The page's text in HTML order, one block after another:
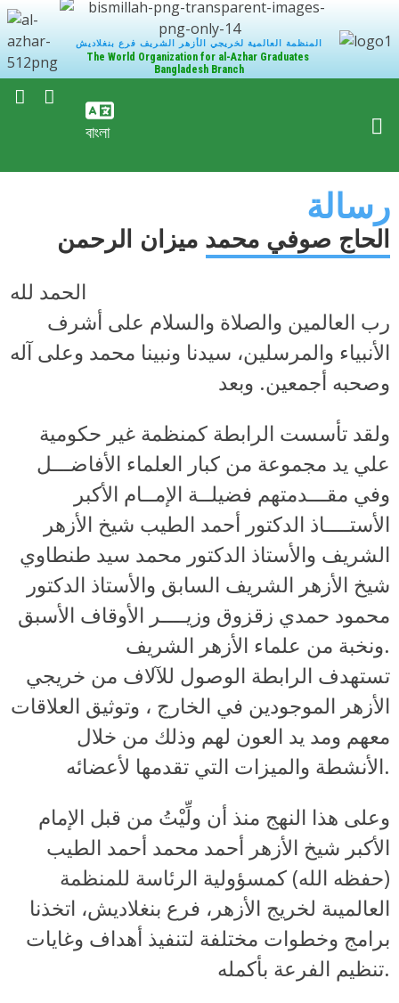
المنظمة العالمية لخريجي الأزهر الشريف فرع بنغلاديش
The World Organization for al-Azhar Graduates
Bangladesh Branch
বাংলা
رسالة
الحاج صوفي محمد ميزان الرحمن
الحمد لله
رب العالمين والصلاة والسلام على أشرف
الأنبياء والمرسلين، سيدنا ونبينا محمد وعلى آله
وصحبه أجمعين. وبعد
ولقد تأسست الرابطة كمنظمة غير حكومية
علي يد مجموعة من كبار العلماء الأفاضـــل
وفي مقـــدمتهم فضيلــة الإمــام الأكبر
الأستــــاذ الدكتور أحمد الطيب شيخ الأزهر
الشريف والأستاذ الدكتور محمد سيد طنطاوي
شيخ الأزهر الشريف السابق والأستاذ الدكتور
محمود حمدي زقزوق وزيــــر الأوقاف الأسبق
ونخبة من علماء الأزهر الشريف.
تستهدف الرابطة الوصول للآلاف من خريجي
الأزهر الموجودين في الخارج ، وتوثيق العلاقات
معهم ومد يد العون لهم وذلك من خلال
الأنشطة والميزات التي تقدمها لأعضائه.
وعلى هذا النهج منذ أن ولِّيْتُ من قبل الإمام
الأكبر شيخ الأزهر أحمد محمد أحمد الطيب
(حفظه الله) كمسؤولية الرئاسة للمنظمة
العالميىة لخريج الأزهر، فرع بنغلاديش، اتخذنا
برامج وخطوات مختلفة لتنفيذ أهداف وغايات
تنظيم الفرعة بأكمله.